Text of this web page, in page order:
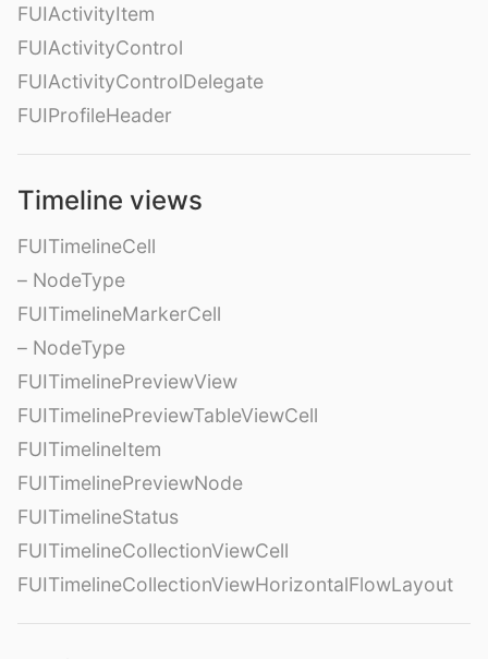
FUIActivityItem
FUIActivityControl
FUIActivityControlDelegate
FUIProfileHeader
Timeline views
FUITimelineCell
– NodeType
FUITimelineMarkerCell
– NodeType
FUITimelinePreviewView
FUITimelinePreviewTableViewCell
FUITimelineItem
FUITimelinePreviewNode
FUITimelineStatus
FUITimelineCollectionViewCell
FUITimelineCollectionViewHorizontalFlowLayout